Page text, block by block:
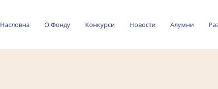
Насловна О Фонду Конкурси Новости Алумни